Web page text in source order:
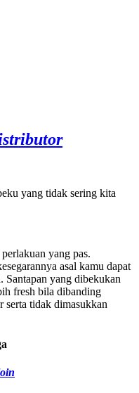
yang tidak sering kita
yang pas.
asal kamu dapat
Santapan yang dibekukan
fresh bila dibanding
serta tidak dimasukkan